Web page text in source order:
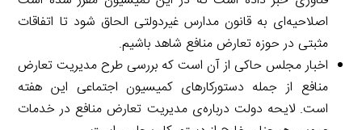
اصلاحیه‌ای به قانون مدارس غیردولتی الحاق شود تا اتفاقات
مثبتی در حوزه تعارض منافع شاهد باشیم.
اخبار مجلس حاکی از آن است که بررسی طرح مدیریت تعارض
منافع از جمله دستورکارهای کمیسیون اجتماعی این هفته
است. لایحه دولت درباره‌ی مدیریت تعارض منافع در خدمات